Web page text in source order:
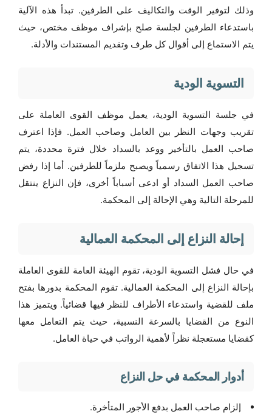
وذلك لتوفير الوقت والتكاليف على الطرفين. تبدأ هذه الآلية
باستدعاء الطرفين لجلسة صلح بإشراف موظف مختص، حيث
يتم الاستماع إلى أقوال كل طرف وتقديم المستندات والأدلة.
التسوية الودية
في جلسة التسوية الودية، يعمل موظف القوى العاملة على
تقريب وجهات النظر بين العامل وصاحب العمل. فإذا اعترف
صاحب العمل بالتأخير ووعد بالسداد خلال فترة محددة، يتم
تسجيل هذا الاتفاق رسمياً ويصبح ملزماً للطرفين. أما إذا رفض
صاحب العمل السداد أو ادعى أسباباً أخرى، فإن النزاع ينتقل
للمرحلة التالية وهي الإحالة إلى المحكمة.
إحالة النزاع إلى المحكمة العمالية
في حال فشل التسوية الودية، تقوم الهيئة العامة للقوى العاملة
بإحالة النزاع إلى المحكمة العمالية. تقوم المحكمة بدورها بفتح
ملف للقضية واستدعاء الأطراف للنظر فيها قضائياً. ويتميز هذا
النوع من القضايا بالسرعة النسبية، حيث يتم التعامل معها
كقضايا مستعجلة نظراً لأهمية الرواتب في حياة العامل.
أدوار المحكمة في حل النزاع
إلزام صاحب العمل بدفع الأجور المتأخرة.